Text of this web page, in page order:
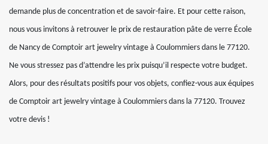
demande plus de concentration et de savoir-faire. Et pour cette raison,
nous vous invitons à retrouver le prix de restauration pâte de verre École
de Nancy de Comptoir art jewelry vintage à Coulommiers dans le 77120.
Ne vous stressez pas d’attendre les prix puisqu’il respecte votre budget.
Alors, pour des résultats positifs pour vos objets, confiez-vous aux équipes
de Comptoir art jewelry vintage à Coulommiers dans la 77120. Trouvez
votre devis !